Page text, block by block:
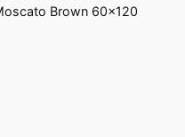
Brown 60x120